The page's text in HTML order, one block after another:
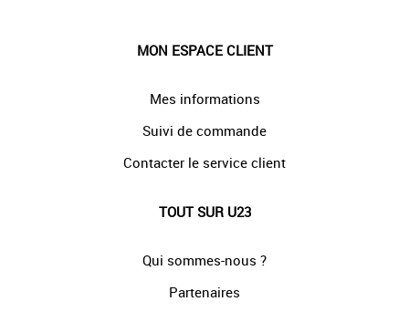
MON ESPACE CLIENT
Mes informations
Suivi de commande
Contacter le service client
TOUT SUR U23
Qui sommes-nous ?
Partenaires